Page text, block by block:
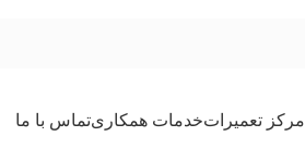
مرکز تعمیراتخدمات همکاریتماس با ما